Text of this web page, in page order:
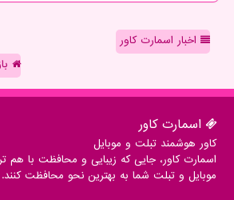
اخبار اسمارت کاور
اسمارت كاور
کاور هوشمند تبلت و موبایل
اسمارت کاور، جایی که زیبایی و محافظت با هم
موبایل و تبلت شما به بهترین نحو محافظت کنند.